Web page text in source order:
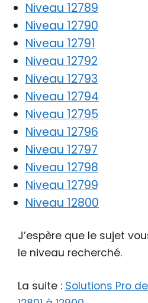
Niveau 12789
Niveau 12790
Niveau 12791
Niveau 12792
Niveau 12793
Niveau 12794
Niveau 12795
Niveau 12796
Niveau 12797
Niveau 12798
Niveau 12799
Niveau 12800
J’espère que le sujet
le niveau recherché.
La suite : Solutions Pro